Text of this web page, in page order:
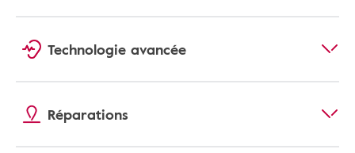
Technologie avancée
Réparations